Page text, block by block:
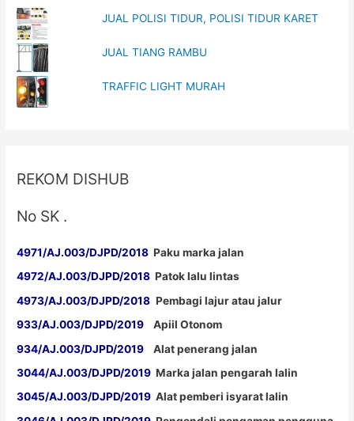
) JUAL POLISI TIDUR, POLISI TIDUR KARET
JUAL TIANG RAMBU
TRAFFIC LIGHT MURAH
REKOM DISHUB
No SK .
4971/AJ.003/DJPD/2018 Paku marka jalan
4972/AJ.003/DJPD/2018 Patok lalu lintas
4973/AJ.003/DJPD/2018 Pembagi lajur atau jalur
933/AJ.003/DJPD/2019 Apiil Otonom
934/AJ.003/DJPD/2019 Alat penerang jalan
3044/AJ.003/DJPD/2019 Marka jalan pengarah lalin
3045/AJ.003/DJPD/2019 Alat pemberi isyarat lalin